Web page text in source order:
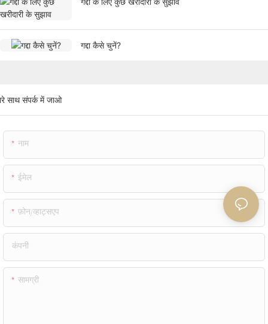
गद्दा कैसे चुनें?
साथ संपर्क में जाओ
नाम
ईमेल
फ़ोन/व्हाट्सएप
कंपनी
सामग्री